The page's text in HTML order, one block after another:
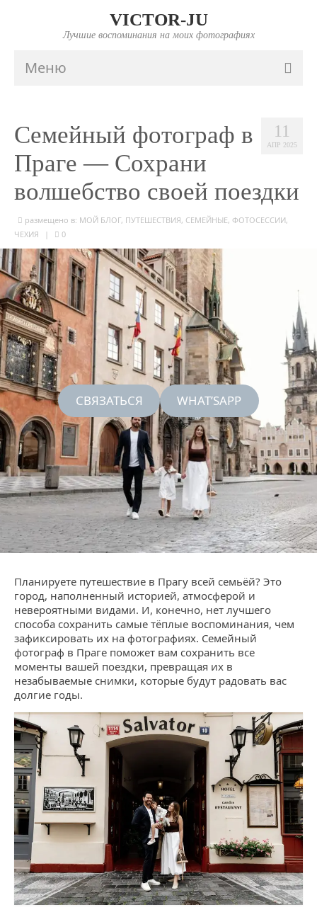
VICTOR-JU
Лучшие воспоминания на моих фотографиях
Меню
ПОРТФОЛИО
FAQ
ИНФО
ПРАЙС
КОНТАКТЫ
11
АПР 2025
Семейный фотограф в
Праге — Сохрани
волшебство своей поездки
размещено в: МОЙ БЛОГ, ПУТЕШЕСТВИЯ, СЕМЕЙНЫЕ, ФОТОСЕССИИ,
ЧЕХИЯ
| 0
СВЯЗАТЬСЯ WHAT’SAPP
Планируете путешествие в Прагу всей семьёй? Это
город, наполненный историей, атмосферой и
невероятными видами. И, конечно, нет лучшего
способа сохранить самые тёплые воспоминания, чем
зафиксировать их на фотографиях. Семейный
фотограф в Праге поможет вам сохранить все
моменты вашей поездки, превращая их в
незабываемые снимки, которые будут радовать вас
долгие годы.